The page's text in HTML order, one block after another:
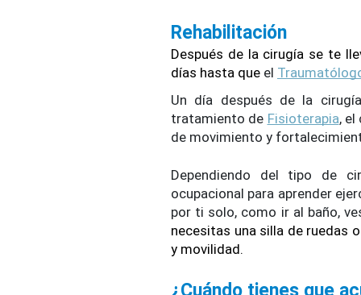
Rehabilitación
Después de la cirugía se te
días hasta que el
Un día después de la
tratamiento de Fisioterapia,
de movimiento y
Dependiendo del tipo de
ocupacional para aprender
por ti solo, como ir al baño,
necesitas una silla de ruedas
y movilidad.
¿Cuándo tienes que